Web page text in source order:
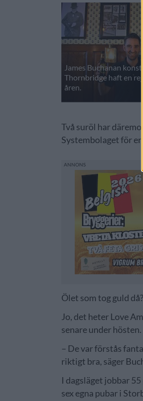
James Buchanan
Thornbridge haft en
åren.
Två suröl har
Systembolaget för
Ölet som tog guld då?
Jo, det heter Love
senare under hösten.
– De var förstås
riktigt bra, säger
I dagsläget jobbar
sex egna pubar i